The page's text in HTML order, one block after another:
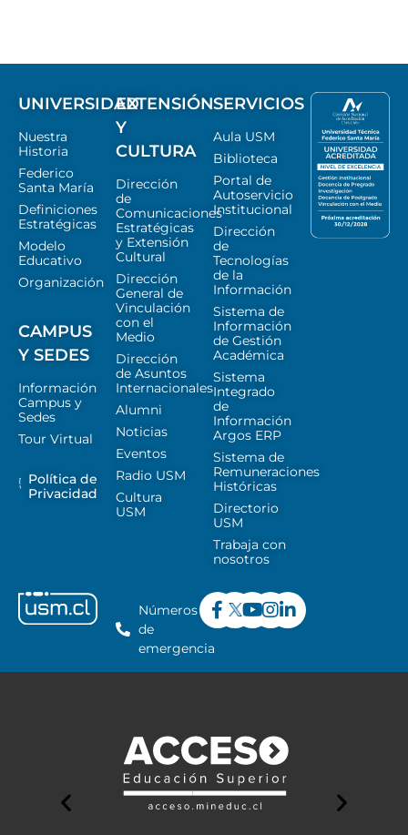
UNIVERSIDAD
Nuestra
Historia
Federico
Santa María
Definiciones
Estratégicas
Modelo
Educativo
Organización
CAMPUS
Y SEDES
Información
Campus y
Sedes
Tour Virtual
Política de
Privacidad
EXTENSIÓN
Y
CULTURA
Dirección
de
Comunicaciones
Estratégicas
y Extensión
Cultural
Dirección
General de
Vinculación
con el
Medio
Dirección
de Asuntos
Internacionales
Alumni
Noticias
Eventos
Radio USM
Cultura
USM
SERVICIOS
Aula USM
Biblioteca
Portal de
Autoservicio
Institucional
Dirección
de
Tecnologías
de la
Información
Sistema de
Información
de Gestión
Académica
Sistema
Integrado
de
Información
Argos ERP
Sistema de
Remuneraciones
Históricas
Directorio
USM
Trabaja con
nosotros
Números
de
emergencia